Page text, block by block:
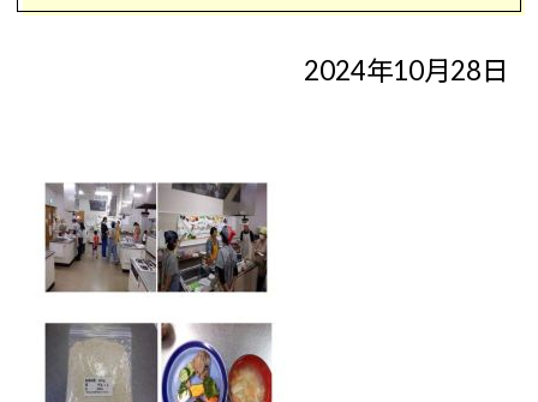
2024年10月28日